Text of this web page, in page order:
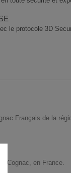
le protocole 3D
Français de la
Cognac, en France.